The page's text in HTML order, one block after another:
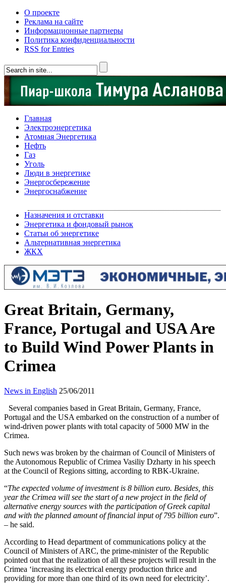
О проекте
Реклама на сайте
Информационные партнеры
Политика конфиденциальности
RSS for Entries
Главная
Электроэнергетика
Атомная Энергетика
Нефть
Газ
Уголь
Люди в энергетике
Энергосбережение
Энергоснабжение
Назначения и отставки
Энергетика и фондовый рынок
Статьи об энергетике
Альтернативная энергетика
ЖКХ
Great Britain, Germany,
France, Portugal and USA Are
to Build Wind Power Plants in
Crimea
News in English 25/06/2011
Several companies based in Great Britain, Germany, France,
Portugal and the USA embarked on the construction of a number of
wind-driven power plants with total capacity of 5000 MW in the
Crimea.
Such news was broken by the chairman of Council of Ministers of
the Autonomous Republic of Crimea Vasiliy Dzharty in his speech
at the Council of Regions sitting, according to RBK-Ukraine.
“The expected volume of investment is 8 billion euro. Besides, this
year the Crimea will see the start of a new project in the field of
alternative energy sources with the participation of Greek capital
and with the planned amount of financial input of 795 billion euro”.
– he said.
According to Head department of communications policy at the
Council of Ministers of ARC, the prime-minister of the Republic
pointed out that the realization of all these projects will result in the
Crimea ‘increasing its electrical energy production thrice and
providing for more than one third of its own need for electricity’.